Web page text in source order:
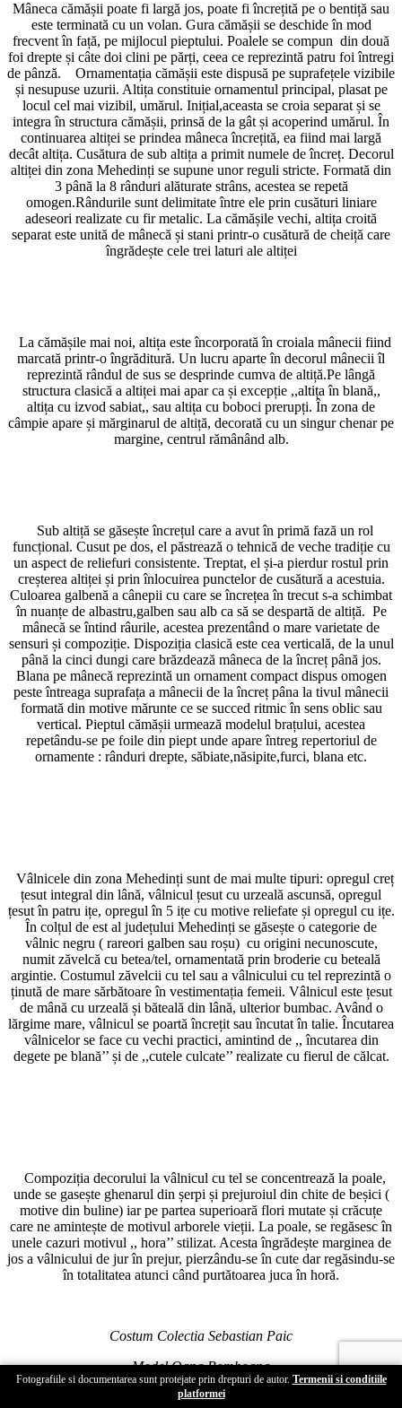
Mâneca cămășii poate fi largă jos, poate fi încrețită pe o bentiță sau
este terminată cu un volan. Gura cămășii se deschide în mod
frecvent în față, pe mijlocul pieptului. Poalele se compun din două
foi drepte și câte doi clini pe părți, ceea ce reprezintă patru foi întregi
de pânză. Ornamentația cămășii este dispusă pe suprafețele vizibile
și nesupuse uzurii. Altița constituie ornamentul principal, plasat pe
locul cel mai vizibil, umărul. Inițial,aceasta se croia separat și se
integra în structura cămășii, prinsă de la gât și acoperind umărul. În
continuarea altiței se prindea mâneca încrețită, ea fiind mai largă
decât altița. Cusătura de sub altița a primit numele de încreț. Decorul
altiței din zona Mehedinți se supune unor reguli stricte. Formată din
3 până la 8 rânduri alăturate strâns, acestea se repetă
omogen.Rândurile sunt delimitate între ele prin cusături liniare
adeseori realizate cu fir metalic. La cămășile vechi, altița croită
separat este unită de mânecă și stani printr-o cusătură de cheiță care
îngrădește cele trei laturi ale altiței
La cămășile mai noi, altița este încorporată în croiala mânecii fiind
marcată printr-o îngrăditură. Un lucru aparte în decorul mânecii îl
reprezintă rândul de sus se desprinde cumva de altiță.Pe lângă
structura clasică a altiței mai apar ca și excepție ,,altița în blană,,
altița cu izvod sabiat,, sau altița cu boboci prerupți. În zona de
câmpie apare și mărginarul de altiță, decorată cu un singur chenar pe
margine, centrul rămânând alb.
Sub altiță se găsește încrețul care a avut în primă fază un rol
funcțional. Cusut pe dos, el păstrează o tehnică de veche tradiție cu
un aspect de reliefuri consistente. Treptat, el și-a pierdur rostul prin
creșterea altiței și prin înlocuirea punctelor de cusătură a acestuia.
Culoarea galbenă a cânepii cu care se încrețea în trecut s-a schimbat
în nuanțe de albastru,galben sau alb ca să se despartă de altiță. Pe
mânecă se întind râurile, acestea prezentând o mare varietate de
sensuri și compoziție. Dispoziția clasică este cea verticală, de la unul
până la cinci dungi care brăzdează mâneca de la încreț până jos.
Blana pe mânecă reprezintă un ornament compact dispus omogen
peste întreaga suprafața a mânecii de la încreț pâna la tivul mânecii
formată din motive mărunte ce se succed ritmic în sens oblic sau
vertical. Pieptul cămășii urmează modelul brațului, acestea
repetându-se pe foile din piept unde apare întreg repertoriul de
ornamente : rânduri drepte, săbiate,năsipite,furci, blana etc.
Vâlnicele din zona Mehedinți sunt de mai multe tipuri: opregul creț
țesut integral din lână, vâlnicul țesut cu urzeală ascunsă, opregul
țesut în patru ițe, opregul în 5 ițe cu motive reliefate și opregul cu ițe.
În colțul de est al județului Mehedinți se găsește o categorie de
vâlnic negru ( rareori galben sau roșu) cu origini necunoscute,
numit zăvelcă cu betea/tel, ornamentată prin broderie cu beteală
argintie. Costumul zăvelcii cu tel sau a vâlnicului cu tel reprezintă o
ținută de mare sărbătoare în vestimentația femeii. Vâlnicul este țesut
de mână cu urzeală și băteală din lână, ulterior bumbac. Având o
lărgime mare, vâlnicul se poartă încrețit sau încutat în talie. Încutarea
vâlnicelor se face cu vechi practici, amintind de ,, încutarea din
degete pe blană’’ și de ,,cutele culcate’’ realizate cu fierul de călcat.
Compoziția decorului la vâlnicul cu tel se concentrează la poale,
unde se gasește ghenarul din șerpi și prejuroiul din chite de beșici (
motive din buline) iar pe partea superioară flori mutate și crăcuțe
care ne amintește de motivul arborele vieții. La poale, se regăsesc în
unele cazuri motivul ,, hora’’ stilizat. Acesta îngrădește marginea de
jos a vâlnicului de jur în prejur, pierzându-se în cute dar regăsindu-se
în totalitatea atunci când purtătoarea juca în horă.
Costum Colectia Sebastian Paic
Model Oana Bomboana
Locatie Gradina Vlahiia
Fotografiile si documentarea sunt protejate prin drepturi de autor. Termenii si conditiile
platformei